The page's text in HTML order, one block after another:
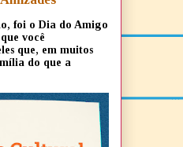
foi o Dia do Amigo
você
que, em muitos
do que a